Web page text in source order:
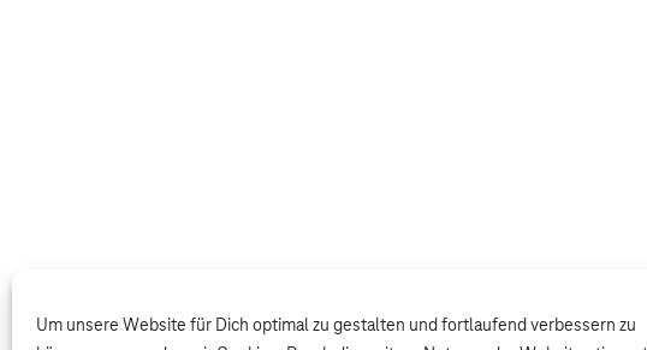
Um unsere Website für Dich optimal zu gestalten und fortlaufend verbessern zu